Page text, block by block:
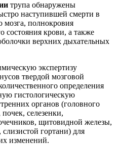
трупа обнаружены
наступившей смерти в
мозга, полнокровия
состояния крови, а также
верхних дыхательных
экспертизу
твердой мозговой
определения
гистологическую
органов (головного
селезенки,
щитовидной железы,
гортани) для
изменений.